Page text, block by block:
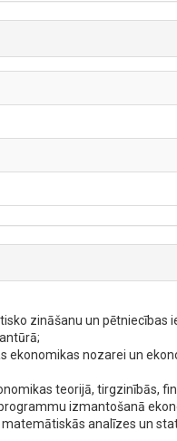
zināšanu un
ekonomikas nozarei un
teorijā, tirgzinībās,
izmantošanā
analīzes un